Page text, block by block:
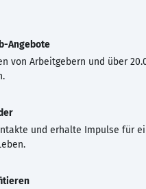
Angebote
von Arbeitgebern und über
und erhalte Impulse für